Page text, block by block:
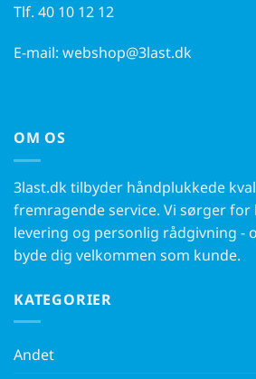
Tlf. 40 10 12 12
E-mail: webshop@3last.dk
OM OS
3last.dk tilbyder håndplukkede
fremragende service. Vi sørger
levering og personlig rådgivning -
byde dig velkommen som kunde.
KATEGORIER
Andet